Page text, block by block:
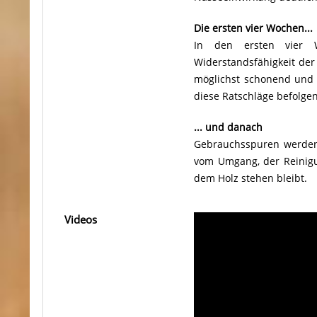
Die ersten vier Wochen...
In den ersten vier
Widerstandsfähigkeit
möglichst schonend
diese Ratschläge
... und danach
Gebrauchsspuren
vom Umgang, der
dem Holz stehen bleibt.
Videos